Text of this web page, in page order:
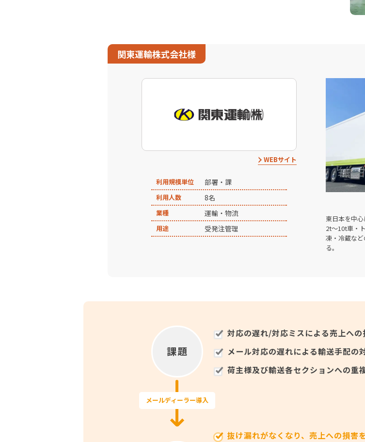
関東運輸株式会社様
WEBサイト
利用規模単位 部署・課
利用人数 8名
業種 運輸・物流
用途 受発注管理
東日本を中
2t～10t車・
凍・冷蔵な
る。
課題
対応の遅れ/対応ミスによる売上への
メール対応の遅れによる輸送手配の
荷主様及び輸送各セクションへの重
メールディーラー導入
抜け漏れがなくなり、売上への損害